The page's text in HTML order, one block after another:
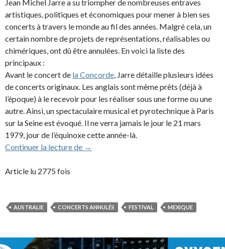
Jean Michel Jarre a su triompher de nombreuses entraves
artistiques, politiques et économiques pour mener à bien ses
concerts à travers le monde au fil des années. Malgré cela, un
certain nombre de projets de représentations, réalisables ou
chimériques, ont dû être annulées. En voici la liste des
principaux :
Avant le concert de la Concorde , Jarre détaille plusieurs idées
de concerts originaux. Les anglais sont même prêts (déjà à
l’époque) à le recevoir pour les réaliser sous une forme ou une
autre. Ainsi, un spectaculaire musical et pyrotechnique à Paris
sur la Seine est évoqué. Il ne verra jamais le jour le 21 mars
1979, jour de l’équinoxe cette année-là.
Continuer la lecture de
Les concerts annulés
→
Article lu 2775 fois
AUSTRALIE CONCERTS ANNULÉS FESTIVAL MEXIQUE